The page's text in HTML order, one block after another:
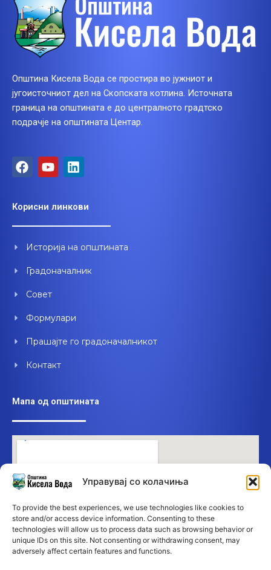
Управувај со колачиња
To provide the best experiences, we use technologies like cookies to
store and/or access device information. Consenting to these
technologies will allow us to process data such as browsing behavior or
unique IDs on this site. Not consenting or withdrawing consent, may
adversely affect certain features and functions.
Општина Кисела Вода се простира во јужниот и
југоисточниот дел на Скопската котлина. Источната
граница на општината е до централното градтско
подрачје на општината Центар.
F
a
b
o
k
Y
o
u
b
L
i
e
d
n
Корисни линкови
Историја на општината
Градоначалник
Совет
Формулари
Прашајте го градоначалникот
Контакт
Мапа од општината